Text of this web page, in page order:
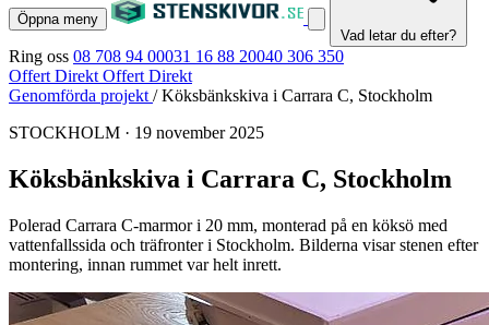
Öppna meny
Vad letar du efter?
Ring oss 08 708 94 00031 16 88 20040 306 350
Offert Direkt Offert Direkt
Genomförda projekt / Köksbänkskiva i Carrara C, Stockholm
STOCKHOLM · 19 november 2025
Köksbänkskiva i Carrara C, Stockholm
Polerad Carrara C-marmor i 20 mm, monterad på en köksö med
vattenfallssida och träfronter i Stockholm. Bilderna visar stenen efter
montering, innan rummet var helt inrett.